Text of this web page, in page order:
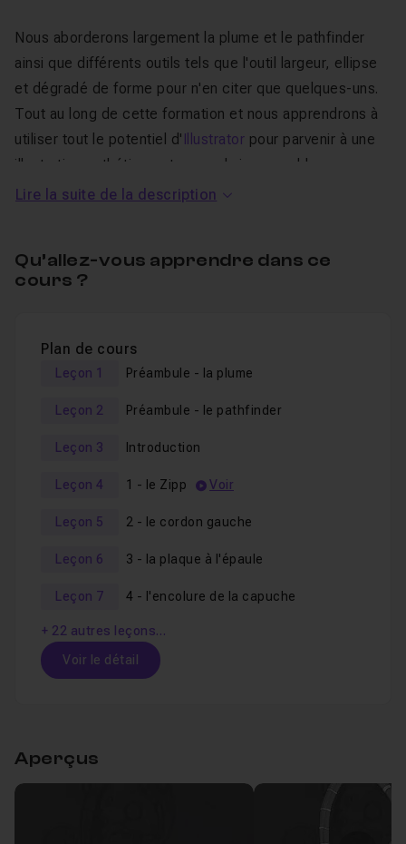
Nous aborderons largement la plume et le pathfinder
ainsi que différents outils tels que l'outil largeur, ellipse
et dégradé de forme pour n'en citer que quelques-uns.
Tout au long de cette formation et nous apprendrons à
utiliser tout le potentiel d' Illustrator pour parvenir à une
illustration esthétique et un rendu impeccable.
mon actif évidemment !
Je vous enseigne ici tous mes
la plume et au
accompagnés d'exercices
pratiques, pour réviser les fondamentaux avant de se
Lire la suite de la description
Qu’allez-vous apprendre dans ce
cours ?
Plan de cours
Leçon 1 Préambule - la plume
Leçon 2 Préambule - le pathfinder
Leçon 3 Introduction
Leçon 4 1 - le Zipp Voir
Leçon 5 2 - le cordon gauche
Leçon 6 3 - la plaque à l'épaule
Leçon 7 4 - l'encolure de la capuche
+ 22 autres leçons…
Voir le détail
Aperçus